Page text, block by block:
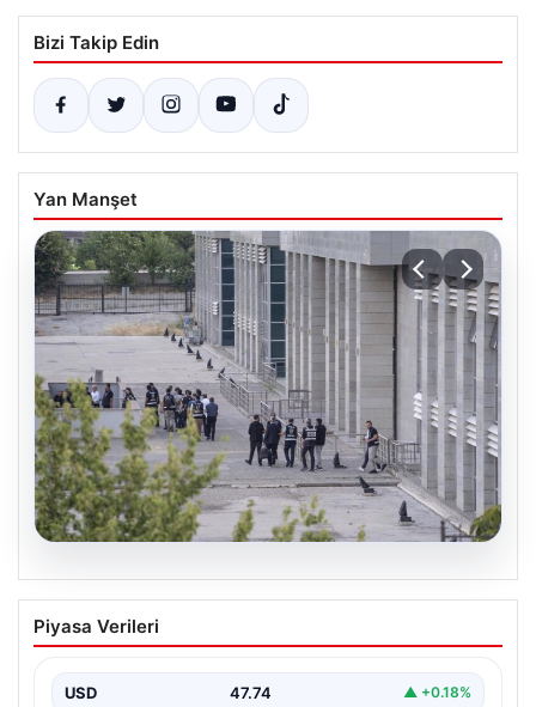
Bizi Takip Edin
Yan Manşet
Etimesgut Belediyesi’nde Soruşturma
Derinleşiyor: Başkan Yardımcısı Mutlu
Çıktı
Piyasa Verileri
USD 47.74 ▲ +0.18%